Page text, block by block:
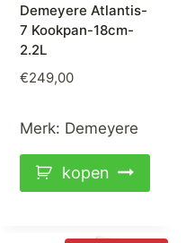
Demeyere Atlantis-
7 Kookpan-18cm-
2.2L
€249,00
Merk: Demeyere
kopen